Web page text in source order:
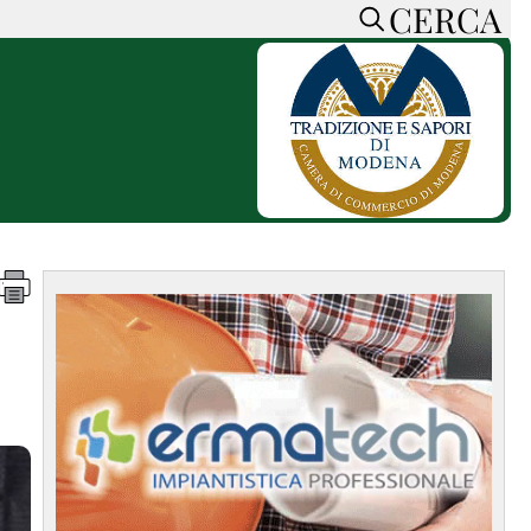
CERCA
ACCEDI o REGISTRATI
CONTATTI
SOSTIENI LA PRESSA
CONOSCI LA PRESSA
COOKIE POLICY
PRIVACY POLICY
FEED RSS
MAPPA DEL SITO
NORMATIVE
DEONTOLOGICHE
CERCA